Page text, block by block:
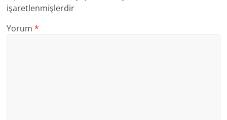
işaretlenmişlerdir
Yorum*